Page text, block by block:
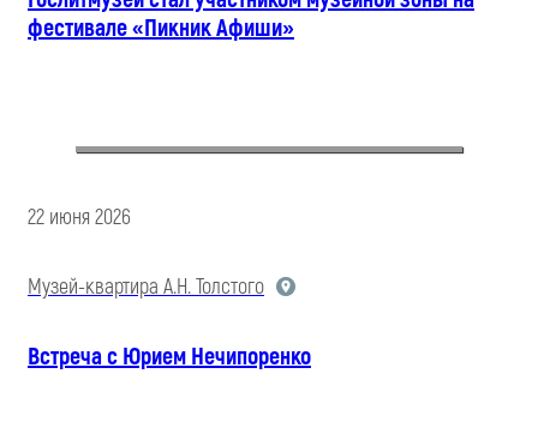
фестивале «Пикник Афиши»
22 июня 2026
Музей-квартира А.Н. Толстого
Встреча с Юрием Нечипоренко